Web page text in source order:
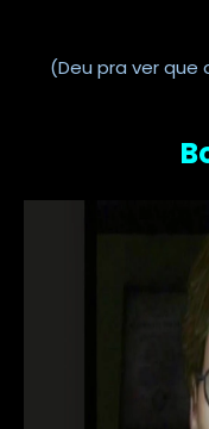
(Deu pra ver que